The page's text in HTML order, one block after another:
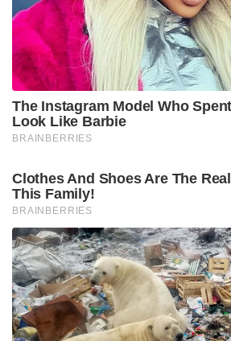
റോഡുകളോ മൈതാനങ്ങളോ
തുറസ്സായ പൊതുസ്ഥലങ്ങളിൽ
കന്നുകാലികളെ അറുക്കുന്നത്
നിരോധിച്ചിരിക്കുന്നതായി കോടതി
മതവിശ്വാസപ്രകാരം ബക്രീദ്
യാതൊരുവിധ
ഖുറേഷി കേസിലെ സുപ്രീം
ഉത്തരവ് ഹൈക്കോടതി
അറവ് നടത്തിയാൽ ആറ് മാസം
രൂപ പിഴയോ അല്ലെങ്കിൽ രണ്ടും
ലഭിക്കാമെന്നും കോടതി അറിയിച്ചു.
Tags: west bengal
cow slaughter ban
Kolkata High Court
eid cow slaughter